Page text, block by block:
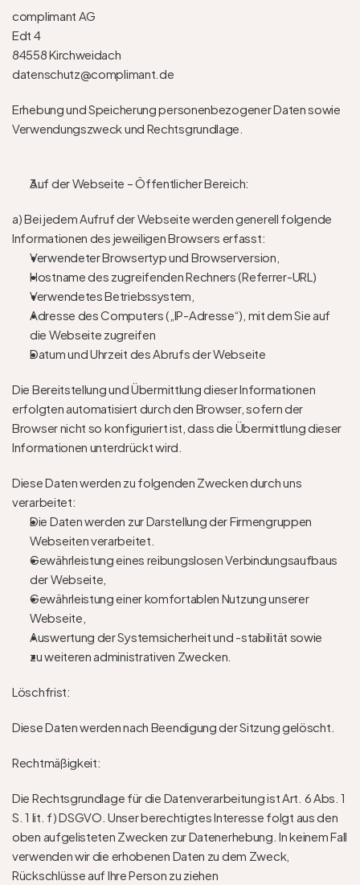
complimant AG
Edt 4
84558 Kirchweidach
datenschutz@complimant.de
Erhebung und Speicherung personenbezogener Daten sowie
Verwendungszweck und Rechtsgrundlage.
Auf der Webseite – Öffentlicher Bereich:
a) Bei jedem Aufruf der Webseite werden generell folgende
Informationen des jeweiligen Browsers erfasst:
Verwendeter Browsertyp und Browserversion,
Hostname des zugreifenden Rechners (Referrer-URL)
Verwendetes Betriebssystem,
Adresse des Computers („IP-Adresse“), mit dem Sie auf
die Webseite zugreifen
Datum und Uhrzeit des Abrufs der Webseite
Die Bereitstellung und Übermittlung dieser Informationen
erfolgten automatisiert durch den Browser, sofern der
Browser nicht so konfiguriert ist, dass die Übermittlung dieser
Informationen unterdrückt wird.
Diese Daten werden zu folgenden Zwecken durch uns
verarbeitet:
Die Daten werden zur Darstellung der Firmengruppen
Webseiten verarbeitet.
Gewährleistung eines reibungslosen Verbindungsaufbaus
der Webseite,
Gewährleistung einer komfortablen Nutzung unserer
Webseite,
Auswertung der Systemsicherheit und -stabilität sowie
zu weiteren administrativen Zwecken.
Löschfrist:
Diese Daten werden nach Beendigung der Sitzung gelöscht.
Rechtmäßigkeit:
Die Rechtsgrundlage für die Datenverarbeitung ist Art. 6 Abs. 1
S. 1 lit. f) DSGVO. Unser berechtigtes Interesse folgt aus den
oben aufgelisteten Zwecken zur Datenerhebung. In keinem Fall
verwenden wir die erhobenen Daten zu dem Zweck,
Rückschlüsse auf Ihre Person zu ziehen